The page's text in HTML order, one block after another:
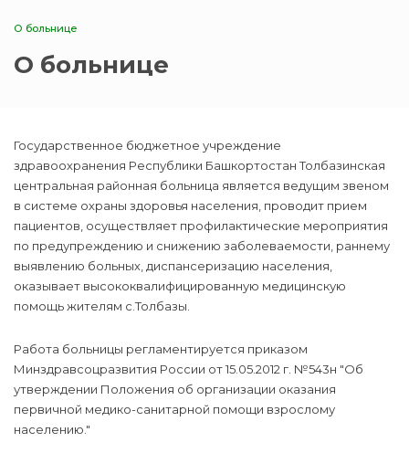
О больнице
О больнице
Государственное бюджетное учреждение
здравоохранения Республики Башкортостан Толбазинская
центральная районная больница является ведущим звеном
в системе охраны здоровья населения, проводит прием
пациентов, осуществляет профилактические мероприятия
по предупреждению и снижению заболеваемости, раннему
выявлению больных, диспансеризацию населения,
оказывает высококвалифицированную медицинскую
помощь жителям с.Толбазы.
Работа больницы регламентируется приказом
Минздравсоцразвития России от 15.05.2012 г. №543н "Об
утверждении Положения об организации оказания
первичной медико-санитарной помощи взрослому
населению."